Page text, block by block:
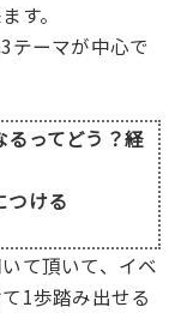
す。
テーマが中心で
るってどう？経
つける
て頂いて、イベ
1歩踏み出せる